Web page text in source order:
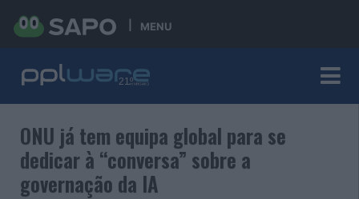
MENU
ONU já tem equipa global para se
dedicar à “conversa” sobre a
governação da IA